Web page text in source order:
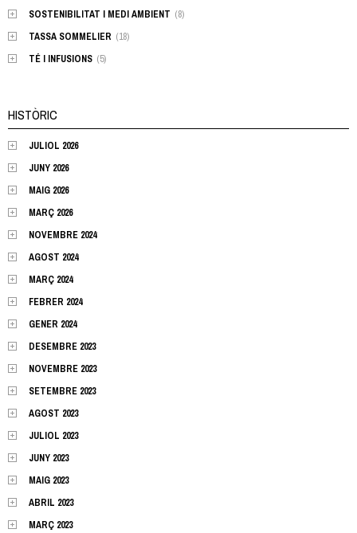
SOSTENIBILITAT I MEDI AMBIENT (8)
TASSA SOMMELIER (18)
TÉ I INFUSIONS (5)
HISTÒRIC
JULIOL 2026
JUNY 2026
MAIG 2026
MARÇ 2026
NOVEMBRE 2024
AGOST 2024
MARÇ 2024
FEBRER 2024
GENER 2024
DESEMBRE 2023
NOVEMBRE 2023
SETEMBRE 2023
AGOST 2023
JULIOL 2023
JUNY 2023
MAIG 2023
ABRIL 2023
MARÇ 2023